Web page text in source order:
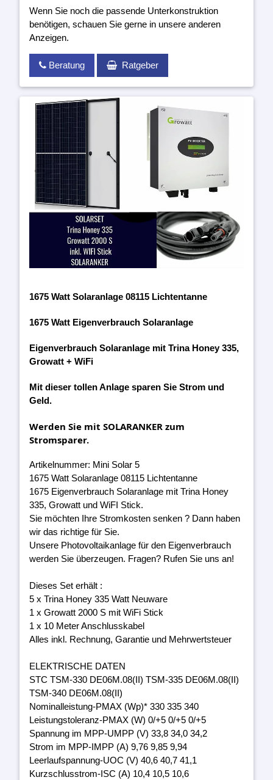
Wenn Sie noch die passende Unterkonstruktion
benötigen, schauen Sie gerne in unsere anderen
Anzeigen.
Beratung Ratgeber
1675 Watt Solaranlage 08115 Lichtentanne
1675 Watt Eigenverbrauch Solaranlage
Eigenverbrauch Solaranlage mit Trina Honey 335,
Growatt + WiFi
Mit dieser tollen Anlage sparen Sie Strom und
Geld.
Werden Sie mit SOLARANKER zum
Stromsparer.
Artikelnummer: Mini Solar 5
1675 Watt Solaranlage 08115 Lichtentanne
1675 Eigenverbrauch Solaranlage mit Trina Honey
335, Growatt und WiFI Stick.
Sie möchten Ihre Stromkosten senken ? Dann haben
wir das richtige für Sie.
Unsere Photovoltaikanlage für den Eigenverbrauch
werden Sie überzeugen. Fragen? Rufen Sie uns an!
Dieses Set erhält :
5 x Trina Honey 335 Watt Neuware
1 x Growatt 2000 S mit WiFi Stick
1 x 10 Meter Anschlusskabel
Alles inkl. Rechnung, Garantie und Mehrwertsteuer
ELEKTRISCHE DATEN
STC TSM-330 DE06M.08(II) TSM-335 DE06M.08(II)
TSM-340 DE06M.08(II)
Nominalleistung-PMAX (Wp)* 330 335 340
Leistungstoleranz-PMAX (W) 0/+5 0/+5 0/+5
Spannung im MPP-UMPP (V) 33,8 34,0 34,2
Strom im MPP-IMPP (A) 9,76 9,85 9,94
Leerlaufspannung-UOC (V) 40,6 40,7 41,1
Kurzschlusstrom-ISC (A) 10,4 10,5 10,6